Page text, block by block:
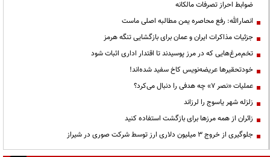
ضوابط احراز تصرفات مالکانه
انصارالله: رفع محاصره یمن مطالبه اصلی ماست
جزئیات مذاکرات ایران و عمان برای بازگشایی تنگه هرمز
تخم‌مرغ‌هایی که در مرز پوسیدند تا اقتدار اداری اثبات شود
خودتحقیرها عریضه‌نویس کاخ سفید شده‌اند!
عملیات «نصر ۷» چه هدفی را دنبال می‌کرد؟
زلزله شهر یاسوج را لرزاند
زائران از همه مرزها برای بازگشت استفاده کنید
جلوگیری از خروج ۳ میلیون دلاری ارز توسط شرکت صوری در شیراز